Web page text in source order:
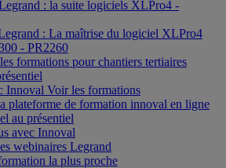
: la suite logiciels XLPro4 -
: La maîtrise du logiciel XLPro4
- PR2260
formations pour chantiers tertiaires
Innoval Voir les formations
plateforme de formation innoval en ligne
au présentiel
avec Innoval
webinaires Legrand
la plus proche